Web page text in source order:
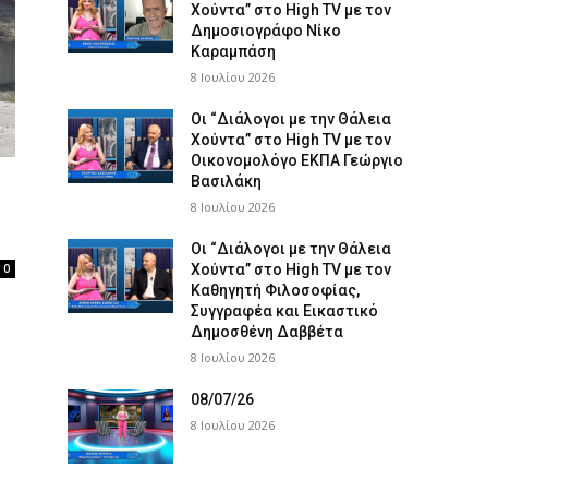
0
Χούντα” στο High TV με τον
Δημοσιογράφο Νίκο
Καραμπάση
8 Ιουλίου 2026
Οι “Διάλογοι με την Θάλεια
Χούντα” στο High TV με τον
Οικονομολόγο ΕΚΠΑ Γεώργιο
Βασιλάκη
8 Ιουλίου 2026
Οι “Διάλογοι με την Θάλεια
Χούντα” στο High TV με τον
Καθηγητή Φιλοσοφίας,
Συγγραφέα και Εικαστικό
Δημοσθένη Δαββέτα
8 Ιουλίου 2026
08/07/26
8 Ιουλίου 2026